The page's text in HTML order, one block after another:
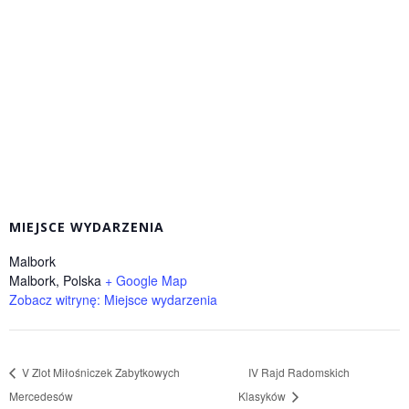
MIEJSCE WYDARZENIA
Malbork
Malbork, Polska + Google Map
Zobacz witrynę: Miejsce wydarzenia
V Zlot Miłośniczek Zabytkowych
Mercedesów
IV Rajd Radomskich
Klasyków